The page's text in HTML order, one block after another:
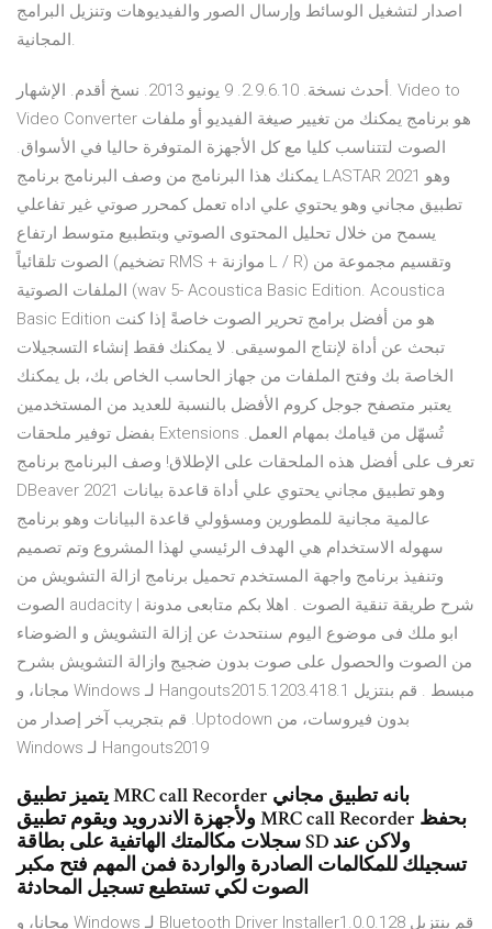
اصدار لتشغيل الوسائط وإرسال الصور والفيديوهات وتنزيل البرامج
المجانية.
أحدث نسخة. 2.9.6.10. 9 يونيو 2013. نسخ أقدم. الإشهار. Video to
Video Converter هو برنامج يمكنك من تغيير صيغة الفيديو أو ملفات
الصوت لتتناسب كليا مع كل الأجهزة المتوفرة حاليا في الأسواق.
يمكنك هذا البرنامج من وصف البرنامج برنامج LASTAR 2021 وهو
تطبيق مجاني وهو يحتوي علي اداه تعمل كمحرر صوتي غير تفاعلي
يسمح من خلال تحليل المحتوى الصوتي وبتطبيع متوسط ارتفاع
الصوت تلقائياً (تضخيم RMS + موازنة L / R) وتقسيم مجموعة من
الملفات الصوتية (wav 5- Acoustica Basic Edition. Acoustica
Basic Edition هو من أفضل برامج تحرير الصوت خاصةً إذا كنت
تبحث عن أداة لإنتاج الموسيقى. لا يمكنك فقط إنشاء التسجيلات
الخاصة بك وفتح الملفات من جهاز الحاسب الخاص بك، بل يمكنك
يعتبر متصفح جوجل كروم الأفضل بالنسبة للعديد من المستخدمين
بفضل توفير ملحقات Extensions تُسهّل من قيامك بمهام العمل.
تعرف على أفضل هذه الملحقات على الإطلاق! وصف البرنامج برنامج
DBeaver 2021 وهو تطبيق مجاني يحتوي علي أداة قاعدة بيانات
عالمية مجانية للمطورين ومسؤولي قاعدة البيانات وهو برنامج
سهوله الاستخدام هي الهدف الرئيسي لهذا المشروع وتم تصميم
وتنفيذ برنامج واجهة المستخدم تحميل برنامج ازالة التشويش من
الصوت audacity | شرح طريقة تنقية الصوت . اهلا بكم متابعى مدونة
ابو ملك فى موضوع اليوم سنتحدث عن إزالة التشويش و الضوضاء
من الصوت والحصول على صوت بدون ضجيج وازالة التشويش بشرح
مبسط . ‫قم بنتزيل Hangouts2015.1203.418.1 لـ Windows مجانا، و
بدون فيروسات، من Uptodown. قم بتجريب آخر إصدار من
Hangouts2019 لـ Windows
يتميز تطبيق MRC call Recorder بانه تطبيق مجاني
ولأجهزة الاندرويد ويقوم تطبيق MRC call Recorder بحفظ
سجلات مكالمتك الهاتفية على بطاقة SD ولاكن عند
تسجيلك للمكالمات الصادرة والواردة فمن المهم فتح مكبر
الصوت لكي تستطيع تسجيل المحادثة
‫قم بنتزيل Bluetooth Driver Installer1.0.0.128 لـ Windows مجانا، و